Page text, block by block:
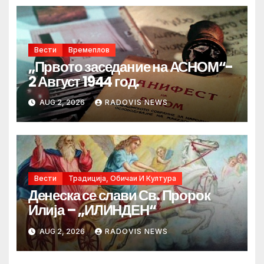
Вести Времеплов
„Првото заседание на АСНОМ“-
2 Август 1944 год.
AUG 2, 2026 RADOVIS NEWS
Вести Традиција, Обичаи И Култура
Денеска се слави Св. Пророк
Илија – „ИЛИНДЕН“
AUG 2, 2026 RADOVIS NEWS